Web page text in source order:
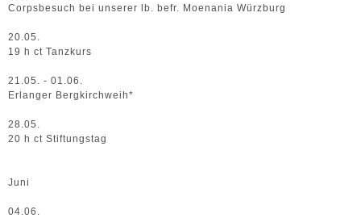
Corpsbesuch bei unserer lb. befr. Moenania Würzburg
20.05.
19 h ct Tanzkurs
21.05. - 01.06.
Erlanger Bergkirchweih*
28.05.
20 h ct Stiftungstag
Juni
04.06.